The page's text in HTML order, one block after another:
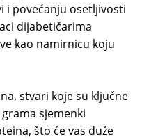
i povećanju osetljivosti
dijabetičarima
kao namirnicu koju
stvari koje su ključne
sjemenki
što će vas duže